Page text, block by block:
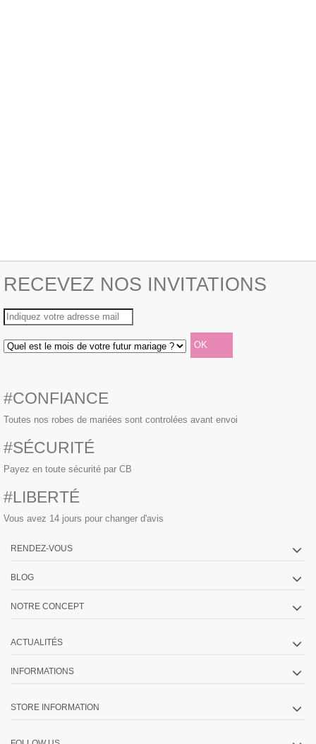
RECEVEZ NOS INVITATIONS
#CONFIANCE
Toutes nos robes de mariées sont controlées avant envoi
#SÉCURITÉ
Payez en toute sécurité par CB
#LIBERTÉ
Vous avez 14 jours pour changer d'avis
RENDEZ-VOUS
BLOG
NOTRE CONCEPT
ACTUALITÉS
INFORMATIONS
STORE INFORMATION